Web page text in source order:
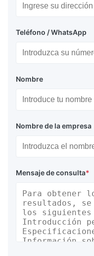
Teléfono / WhatsApp
Nombre
Nombre de la empresa
Mensaje de consulta*